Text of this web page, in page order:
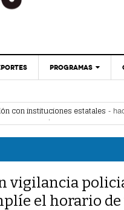
Con Instituciones
Estrategia De
Para Vigilar La
- hace 49 mins -
PROGRAMAS
GLOBO
TWEETS AND
LA MEJOR 97.1
ESTÉREO GALLITO
con instituciones estatales-
seguras- hace 34 mins -
49 mins -
mins -
vigilancia
el horario